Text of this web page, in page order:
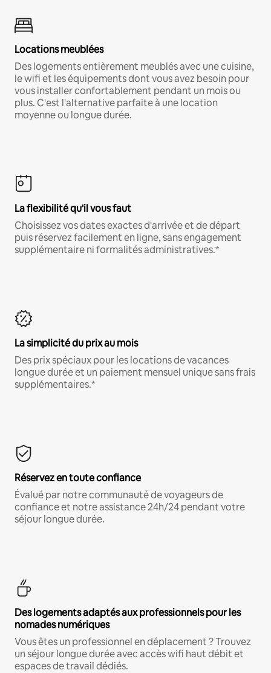
Locations meublées
Des logements entièrement meublés avec une cuisine,
le wifi et les équipements dont vous avez besoin pour
vous installer confortablement pendant un mois ou
plus. C'est l'alternative parfaite à une location
moyenne ou longue durée.
La flexibilité qu'il vous faut
Choisissez vos dates exactes d'arrivée et de départ
puis réservez facilement en ligne, sans engagement
supplémentaire ni formalités administratives.*
La simplicité du prix au mois
Des prix spéciaux pour les locations de vacances
longue durée et un paiement mensuel unique sans frais
supplémentaires.*
Réservez en toute confiance
Évalué par notre communauté de voyageurs de
confiance et notre assistance 24h/24 pendant votre
séjour longue durée.
Des logements adaptés aux professionnels pour les
nomades numériques
Vous êtes un professionnel en déplacement ? Trouvez
un séjour longue durée avec accès wifi haut débit et
espaces de travail dédiés.